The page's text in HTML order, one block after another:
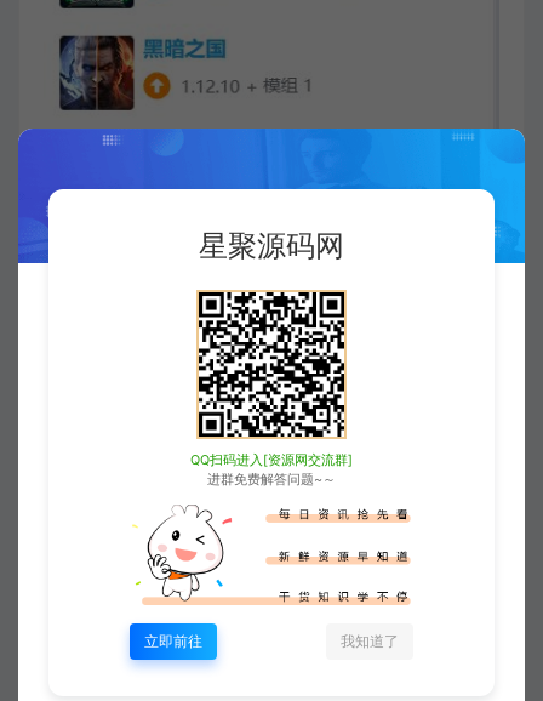
星聚源码网
QQ扫码进入[资源网交流群]
进群免费解答问题~～
立即前往 我知道了